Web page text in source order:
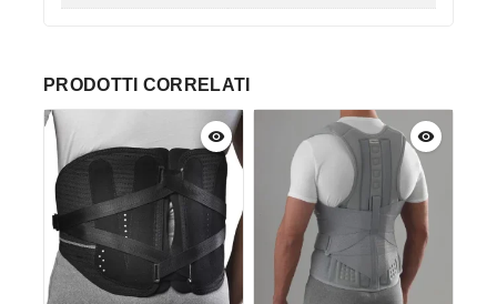
PRODOTTI CORRELATI